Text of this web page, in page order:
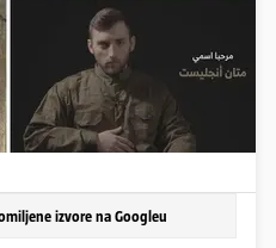
izvore na Googleu